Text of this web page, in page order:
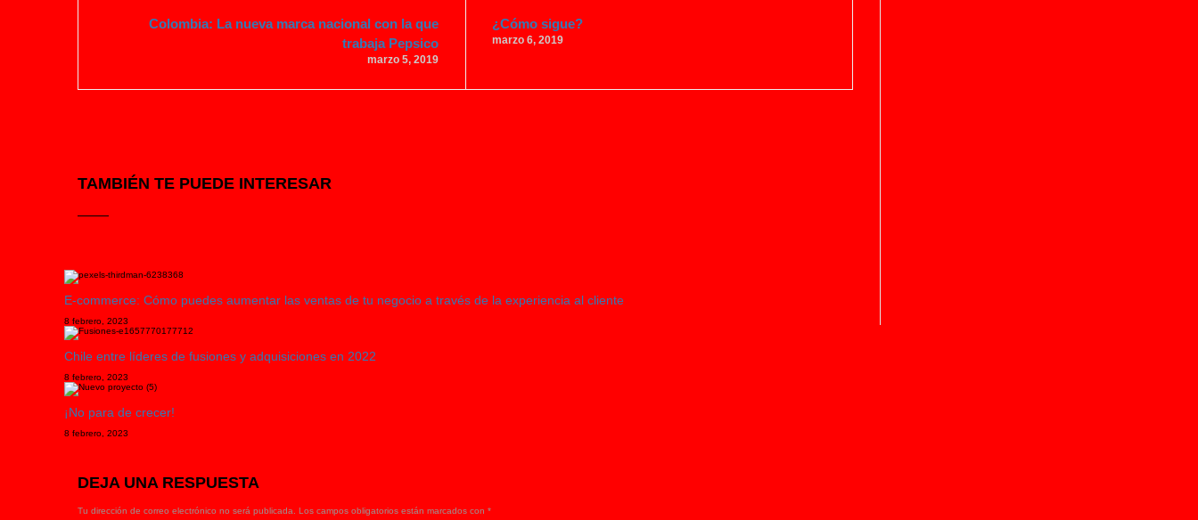
Colombia: La nueva marca nacional con la que
trabaja Pepsico
marzo 5, 2019
¿Cómo sigue?
marzo 6, 2019
TAMBIÉN TE PUEDE INTERESAR
E-commerce: Cómo puedes aumentar las ventas de tu negocio a través de la experiencia al cliente
8 febrero, 2023
Chile entre líderes de fusiones y adquisiciones en 2022
8 febrero, 2023
¡No para de crecer!
8 febrero, 2023
DEJA UNA RESPUESTA
Tu dirección de correo electrónico no será publicada. Los campos obligatorios están marcados con *